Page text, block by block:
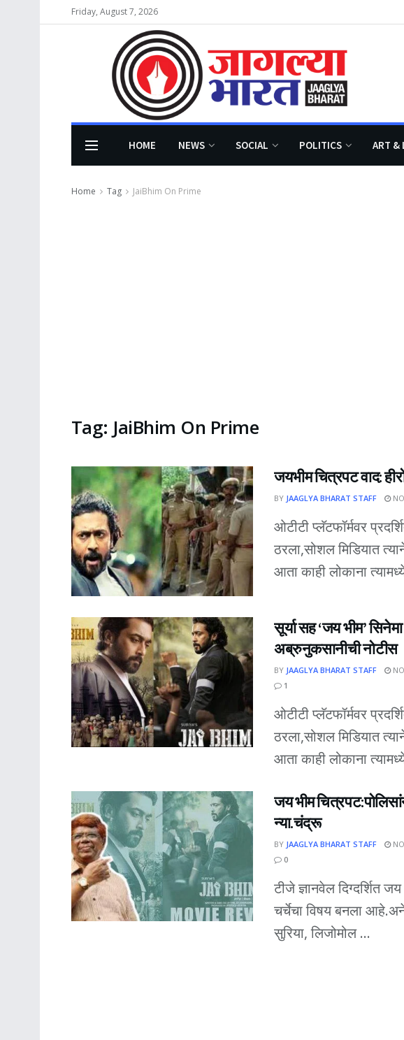
Friday, August 7, 2026
HOME NEWS SOCIAL POLITICS ART &
Home Tag JaiBhim On Prime
Tag: JaiBhim On Prime
जयभीम चित्रपट वाद:
BY JAAGLYA BHARAT STAFF
ओटीटी प्लॅटफॉर्मवर
ठरला,सोशल मिडियात
आता काही लोकाना
सूर्या सह ‘जय भीम’ सिनेमा
अब्रुनुकसानीची नोटीस
BY JAAGLYA BHARAT STAFF
1
ओटीटी प्लॅटफॉर्मवर
ठरला,सोशल मिडियात
आता काही लोकाना
जय भीम
न्या.चंद्रू
BY JAAGLYA BHARAT STAFF
0
टीजे ज्ञानवेल दिग्दर्शित
चर्चेचा विषय बनला
सुरिया, लिजोमोल ...